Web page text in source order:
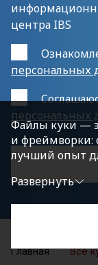
центра IBS
персональных
персональных
Главная Все
Файлы куки —
и фреймворки:
лучший опыт
политикой
«Принимаю
Развернуть